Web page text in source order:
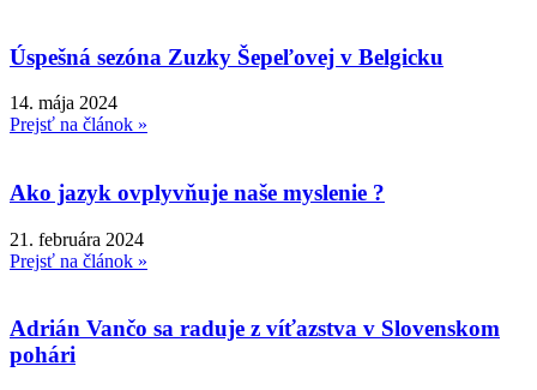
Úspešná sezóna Zuzky Šepeľovej v Belgicku
14. mája 2024
Prejsť na článok »
Ako jazyk ovplyvňuje naše myslenie ?
21. februára 2024
Prejsť na článok »
Adrián Vančo sa raduje z víťazstva v Slovenskom
pohári